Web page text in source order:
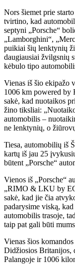
Nors šiemet prie
tvirtino, kad
septyni „Porsche“
„Lamborghini“,
puikiai šių lenktynių
daugiausiai žvilgsnių
kėbulo tipo
Vienas iš šio ekipažo
1006 km powered by
sakė, kad nuotaikos
žino tiksliai:
automobilis –
ne lenktynių, o
Tiesa, automobilių iš
kartų iš jau 25
būtent „Porsche“
Vienos iš „Porsche“
„RIMO & LKU by
sakė, kad jie čia
padarysime viską,
automobilis trasoje,
taip pat gali būti
Vienas šios
Didžiosios Britanijos,
Palangoje ir 1006